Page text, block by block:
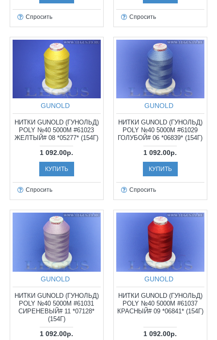
Спросить Спросить
GUNOLD
НИТКИ GUNOLD (ГУНОЛЬД)
POLY №40 5000М #61023
ЖЕЛТЫЙ# 08 *05277* (154Г)
1 092.00р.
КУПИТЬ
Спросить
GUNOLD
НИТКИ GUNOLD (ГУНОЛЬД)
POLY №40 5000М #61029
ГОЛУБОЙ# 06 *06839* (154Г)
1 092.00р.
КУПИТЬ
Спросить
GUNOLD
НИТКИ GUNOLD (ГУНОЛЬД)
POLY №40 5000М #61031
СИРЕНЕВЫЙ# 11 *07128*
(154Г)
1 092.00р.
GUNOLD
НИТКИ GUNOLD (ГУНОЛЬД)
POLY №40 5000М #61037
КРАСНЫЙ# 09 *06841* (154Г)
1 092.00р.